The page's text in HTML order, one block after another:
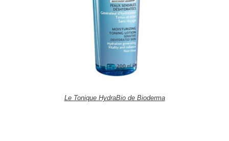
Le Tonique HydraBio de Bioderma